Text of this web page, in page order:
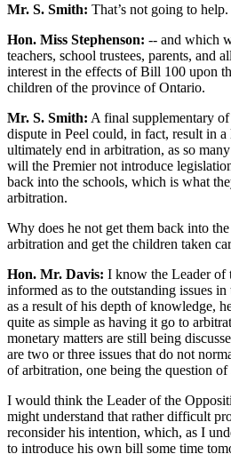
Mr. S. Smith: That’s not going to help.
Hon. Miss Stephenson: -- and which
teachers, school trustees, parents, and
interest in the effects of Bill 100 upon
children of the province of Ontario.
Mr. S. Smith: A final supplementary
dispute in Peel could, in fact, result in
ultimately end in arbitration, as so
will the Premier not introduce
back into the schools, which is what
arbitration.
Why does he not get them back into
arbitration and get the children taken
Hon. Mr. Davis: I know the Leader of
informed as to the outstanding issues
as a result of his depth of knowledge,
quite as simple as having it go to
monetary matters are still being
are two or three issues that do not
of arbitration, one being the question of
I would think the Leader of the
might understand that rather difficult
reconsider his intention, which, as I
to introduce his own bill some time